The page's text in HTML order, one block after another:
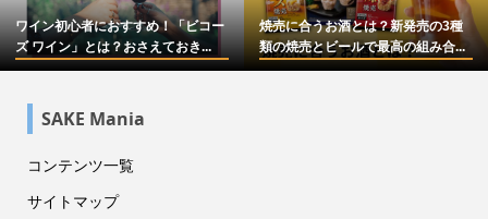
ワイン初心者におすすめ！「ビコー
ズ ワイン」とは？おさえておき...
焼売に合うお酒とは？新発売の3種
類の焼売とビールで最高の組み合...
SAKE Mania
コンテンツ一覧
サイトマップ